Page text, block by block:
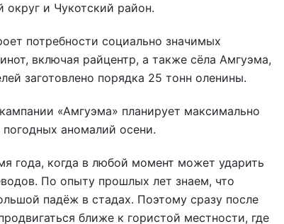
округ и Чукотский район.
потребности социально значимых
включая райцентр, а также сёла Амгуэма,
заготовлено порядка 25 тонн оленины.
«Амгуэма» планирует максимально
погодных аномалий осени.
года, когда в любой момент может ударить
По опыту прошлых лет знаем, что
падёж в стадах. Поэтому сразу после
ближе к гористой местности, где